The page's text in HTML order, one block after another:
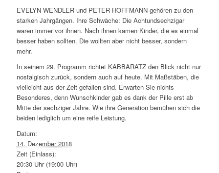
EVELYN WENDLER und PETER HOFFMANN gehören zu den
starken Jahrgängen. Ihre Schwäche: Die Achtundsechzigar
waren immer vor ihnen. Nach ihnen kamen Kinder, die es einmal
besser haben sollten. Die wollten aber nicht besser, sondern
mehr.
In seinem 29. Programm richtet KABBARATZ den Blick nicht nur
nostalgisch zurück, sondern auch auf heute. Mit Maßstäben, die
vielleicht aus der Zeit gefallen sind. Erwarten Sie nichts
Besonderes, denn Wunschkinder gab es dank der Pille erst ab
Mitte der sechziger Jahre. Wie ihre Generation bemühen sich die
beiden lediglich um eine reife Leistung.
Datum:
14. Dezember 2018
Zeit (Einlass):
20:30 Uhr (19:00 Uhr)